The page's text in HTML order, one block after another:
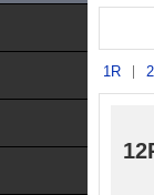
1R